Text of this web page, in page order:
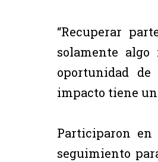
“Recuperar
solamente
oportunidad
impacto tiene un
Participaron
seguimiento